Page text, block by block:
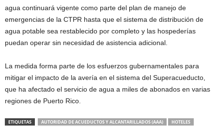
agua continuará vigente como parte del plan de manejo de
emergencias de la CTPR hasta que el sistema de distribución de
agua potable sea restablecido por completo y las hospederías
puedan operar sin necesidad de asistencia adicional.
La medida forma parte de los esfuerzos gubernamentales para
mitigar el impacto de la avería en el sistema del Superacueducto,
que ha afectado el servicio de agua a miles de abonados en varias
regiones de Puerto Rico.
ETIQUETAS AUTORIDAD DE ACUEDUCTOS Y ALCANTARILLADOS (AAA)
HOTELES